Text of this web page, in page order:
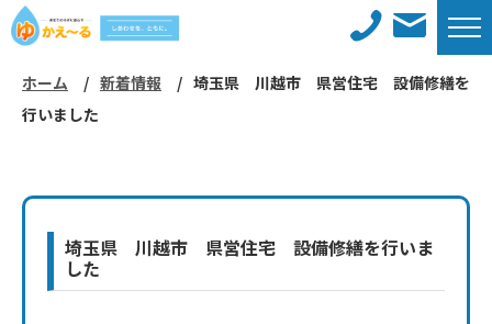
ホーム
対応エリア
よくあるご質問 会社概要
ホーム 新着情報
埼玉県 川越市 県営住宅 設備修繕を
行いました
埼玉県 川越市 県営住宅 設備修繕を行いま
した